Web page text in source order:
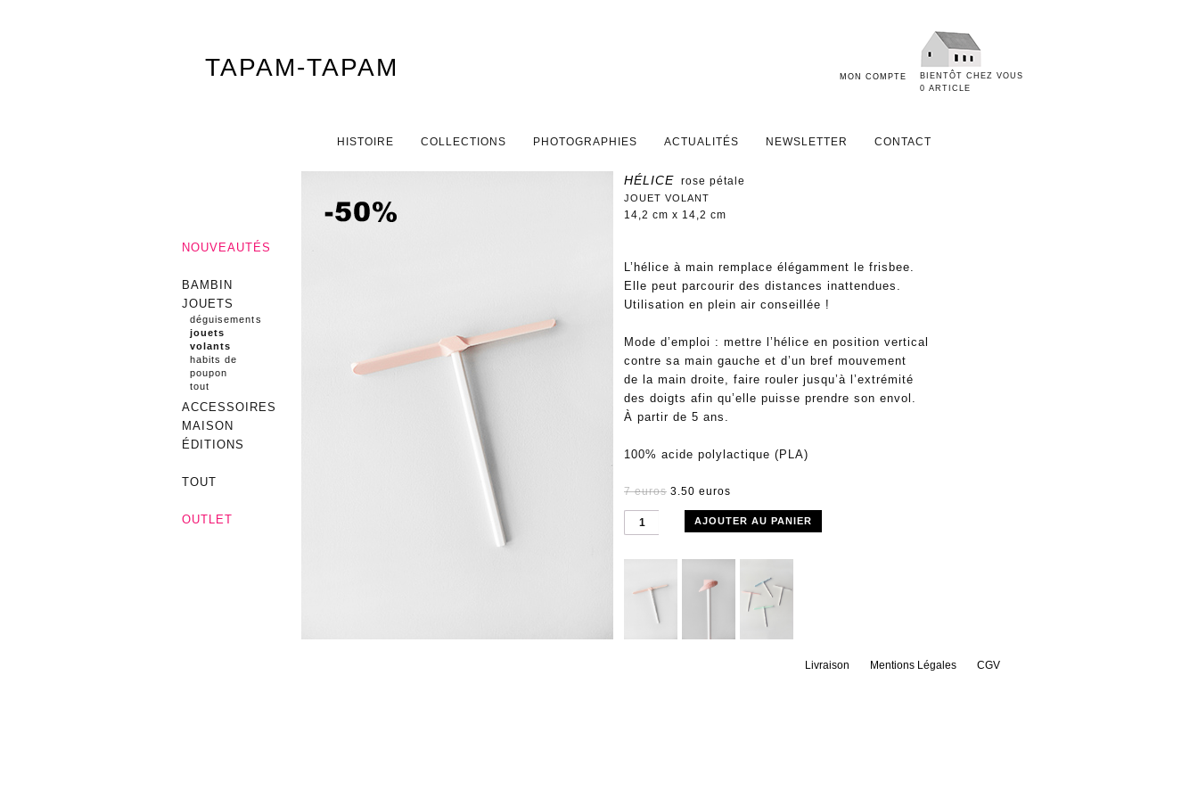
TAPAM-TAPAM
ALLER AU CONTENU PRINCIPAL
ALLER AU CONTENU SECONDAIRE
HISTOIRE COLLECTIONS PHOTOGRAPHIES ACTUALITÉS NEWSLETTER CONTACT
BIENTÔT CHEZ VOUS
0 ARTICLE
MON COMPTE
HÉLICE rose pétale
JOUET VOLANT
14,2 cm x 14,2 cm
L’hélice à main remplace élégamment le frisbee.
Elle peut parcourir des distances inattendues.
Utilisation en plein air conseillée !
Mode d’emploi : mettre l’hélice en position vertical
contre sa main gauche et d’un bref mouvement
de la main droite, faire rouler jusqu’à l’extrémité
des doigts afin qu’elle puisse prendre son envol.
À partir de 5 ans.
100% acide polylactique (PLA)
7 euros 3.50 euros
AJOUTER AU PANIER
NOUVEAUTÉS
BAMBIN
JOUETS
déguisements
jouets
volants
habits de
poupon
tout
ACCESSOIRES
MAISON
ÉDITIONS
TOUT
OUTLET
Livraison Mentions Légales CGV